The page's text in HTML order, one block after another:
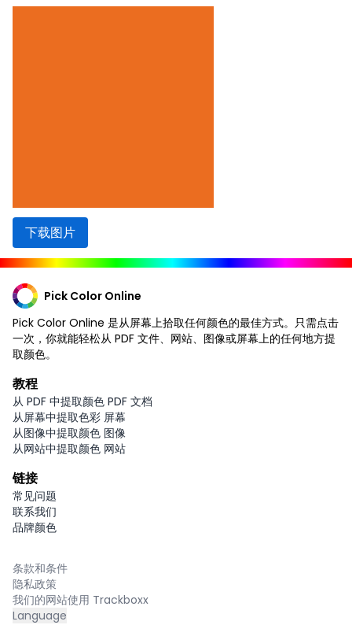
下载图片
Pick Color Online
Pick Color Online 是从屏幕上拾取任何颜色的最佳方式。只需点击
一次，你就能轻松从 PDF 文件、网站、图像或屏幕上的任何地方提
取颜色。
教程
从 PDF 中提取颜色 PDF 文档
从屏幕中提取色彩 屏幕
从图像中提取颜色 图像
从网站中提取颜色 网站
链接
常见问题
联系我们
品牌颜色
条款和条件
隐私政策
我们的网站使用 Trackboxx
Language